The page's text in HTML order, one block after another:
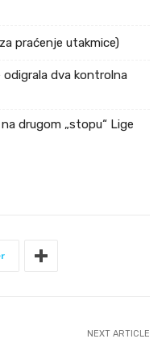
praćenje utakmice)
odigrala dva kontrolna
drugom „stopu“ Lige
NEXT ARTICLE